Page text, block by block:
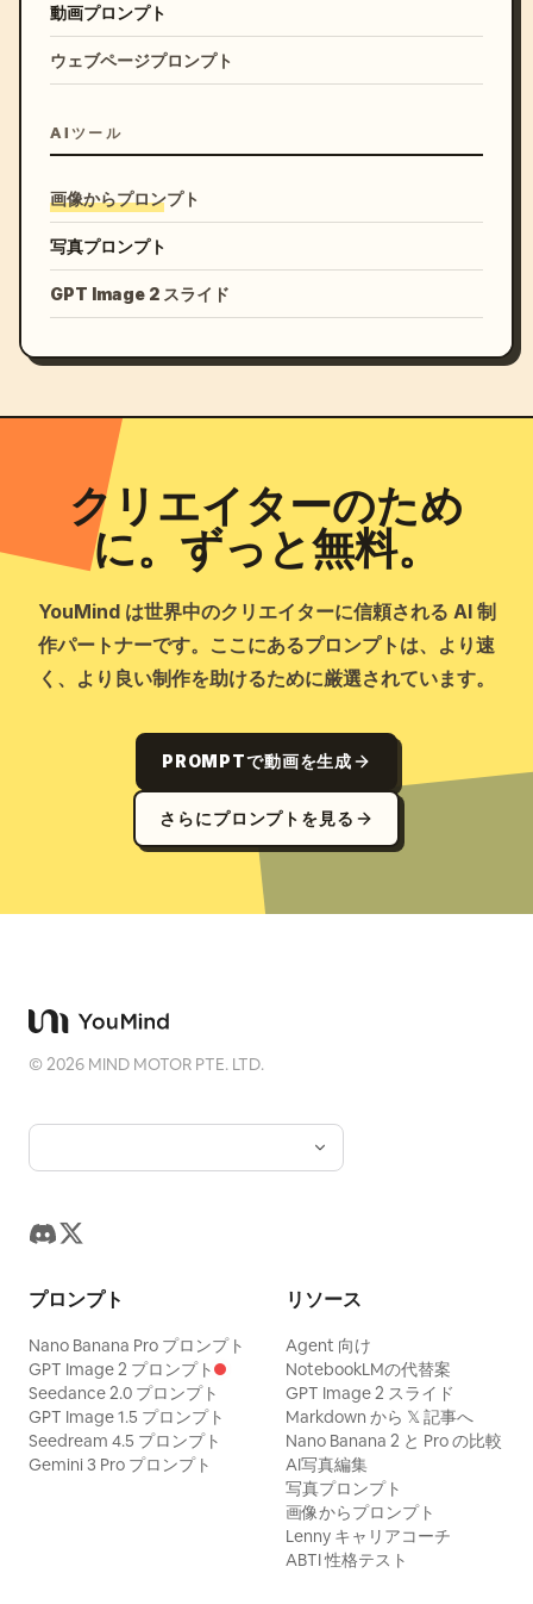
動画プロンプト
ウェブページプロンプト
AIツール
画像からプロンプト
写真プロンプト
GPT Image 2 スライド
クリエイターのため
に。ずっと無料。
YouMind は世界中のクリエイターに信頼される AI 制
作パートナーです。ここにあるプロンプトは、より速
く、より良い制作を助けるために厳選されています。
PROMPTで動画を生成
さらにプロンプトを見る
©2026 MIND MOTOR PTE. LTD.
プロンプト
Nano Banana Pro プロンプト
GPT Image 2 プロンプト
Seedance 2.0 プロンプト
GPT Image 1.5 プロンプト
Seedream 4.5 プロンプト
Gemini 3 Pro プロンプト
リソース
Agent 向け
NotebookLMの代替案
GPT Image 2 スライド
Markdown から 𝕏 記事へ
Nano Banana 2 と Pro の比較
AI写真編集
写真プロンプト
画像からプロンプト
Lenny キャリアコーチ
ABTI 性格テスト